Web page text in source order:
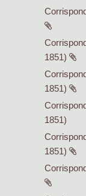
1851)
1851)
1851)
1851)